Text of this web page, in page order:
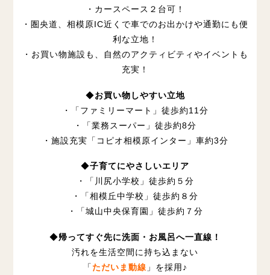
・カースペース２台可！
・圏央道、相模原IC近くで車でのお出かけや通勤にも便
利な立地！
・お買い物施設も、自然のアクティビティやイベントも
充実！
◆お買い物しやすい立地
・「ファミリーマート」徒歩約11分
・「業務スーパー」徒歩約8分
・施設充実「 コピオ相模原インター 」車約3分
◆子育てにやさしいエリア
・「川尻小学校」徒歩約５分
・「相模丘中学校」徒歩約８分
・「城山中央保育園」徒歩約７分
◆帰ってすぐ先に洗面・お風呂へ一直線！
汚れを生活空間に持ち込まない
「ただいま動線 」を採用♪